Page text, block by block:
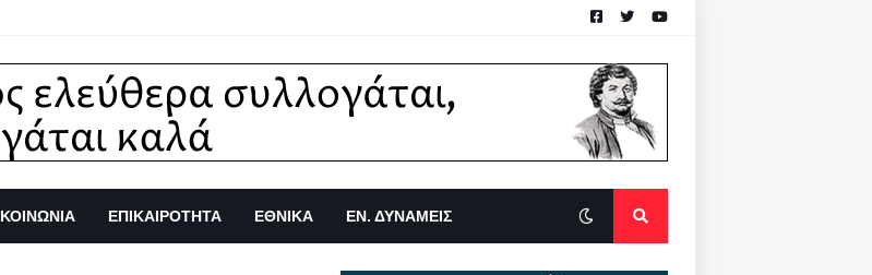
ΚΟΙΝΩΝΙΑ ΕΠΙΚΑΙΡΟΤΗΤΑ ΕΘΝΙΚΑ ΕΝ. ΔΥΝΑΜΕΙΣ